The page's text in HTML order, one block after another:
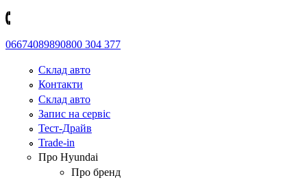
06674089890800 304 377
Склад авто
Контакти
Склад авто
Запис на сервіс
Тест-Драйв
Trade-in
Про Hyundai
Про бренд